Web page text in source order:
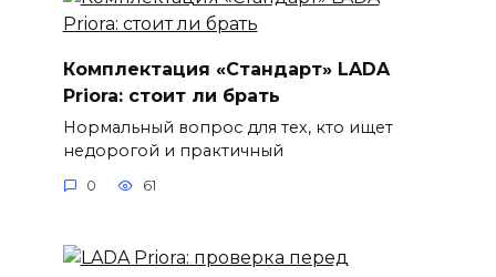
Комплектация «Стандарт» LADA
Priora: стоит ли брать
Нормальный вопрос для тех, кто ищет
недорогой и практичный
0 61